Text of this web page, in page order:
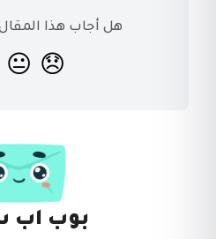
هل أجاب هذا
😞
😐
بوب اب